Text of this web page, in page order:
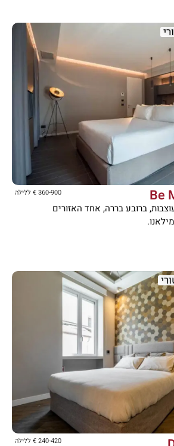

Be 360-900 € ללילה
ברובע בררה, אחד האזורים

240-420 € ללילה